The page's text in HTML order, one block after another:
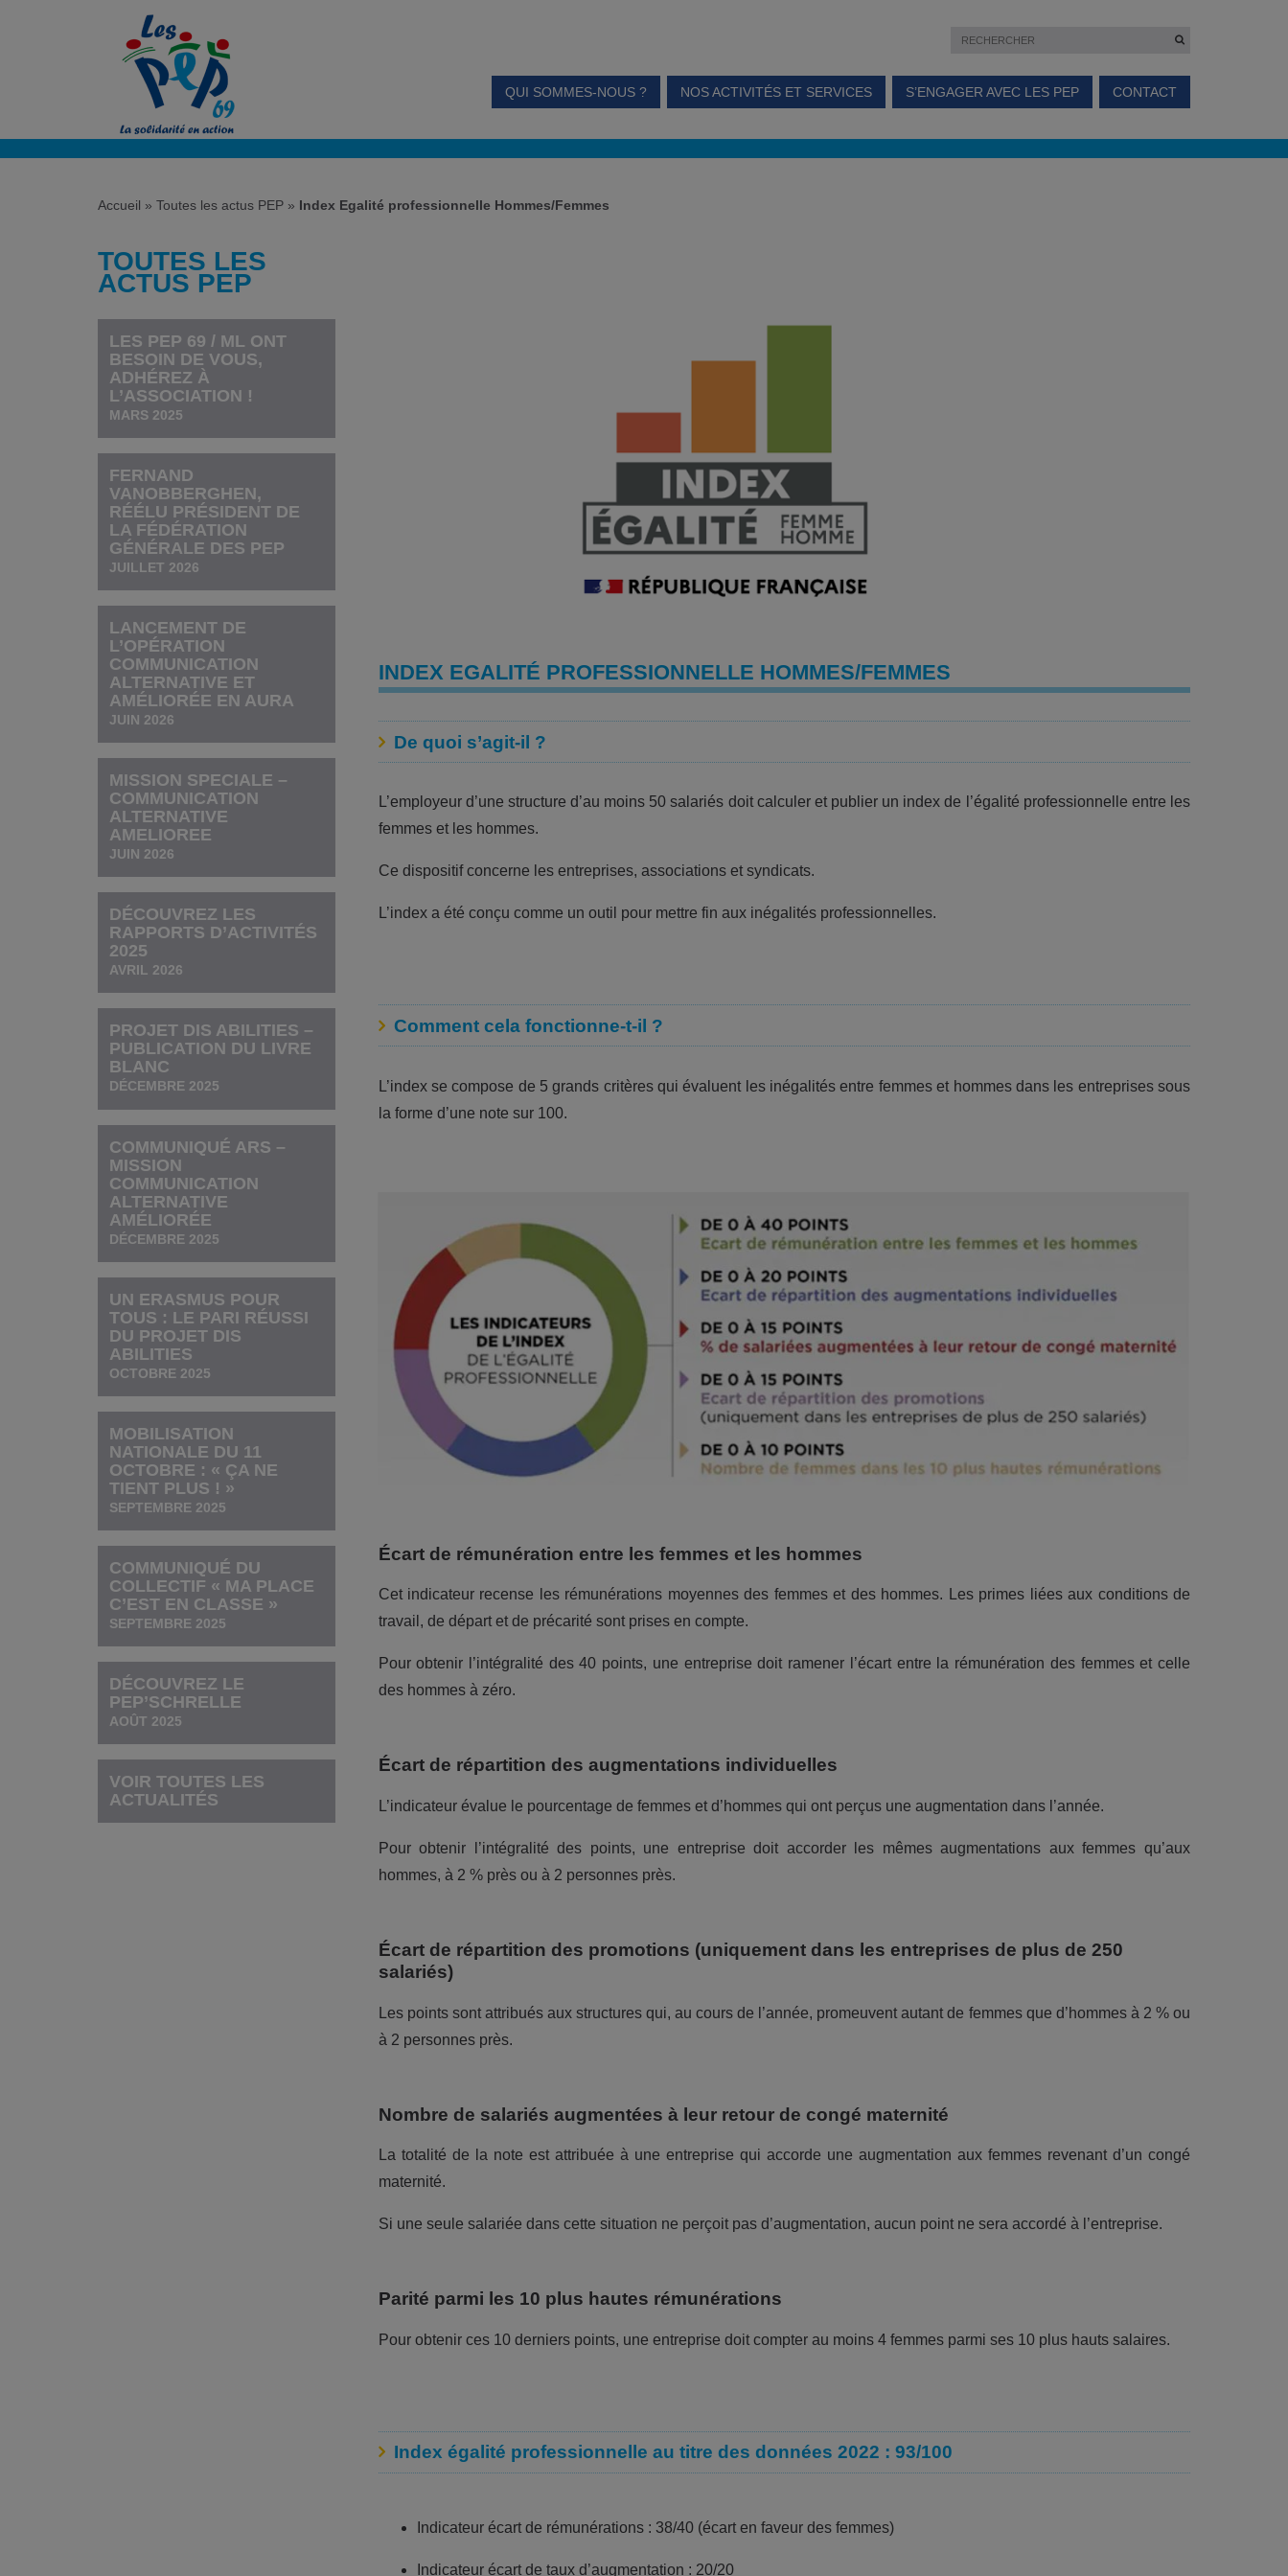
QUI SOMMES-NOUS ? NOS ACTIVITÉS ET SERVICES S’ENGAGER AVEC LES PEP CONTACT
Accueil » Toutes les actus PEP » Index Egalité professionnelle Hommes/Femmes
TOUTES LES
ACTUS PEP
LES PEP 69 / ML ONT
BESOIN DE VOUS,
ADHÉREZ À
L’ASSOCIATION !
MARS 2025
FERNAND
VANOBBERGHEN,
RÉÉLU PRÉSIDENT DE
LA FÉDÉRATION
GÉNÉRALE DES PEP
JUILLET 2026
LANCEMENT DE
L’OPÉRATION
COMMUNICATION
ALTERNATIVE ET
AMÉLIORÉE EN AURA
JUIN 2026
MISSION SPECIALE –
COMMUNICATION
ALTERNATIVE
AMELIOREE
JUIN 2026
DÉCOUVREZ LES
RAPPORTS D’ACTIVITÉS
2025
AVRIL 2026
PROJET DIS ABILITIES –
PUBLICATION DU LIVRE
BLANC
DÉCEMBRE 2025
COMMUNIQUÉ ARS –
MISSION
COMMUNICATION
ALTERNATIVE
AMÉLIORÉE
DÉCEMBRE 2025
UN ERASMUS POUR
TOUS : LE PARI RÉUSSI
DU PROJET DIS
ABILITIES
OCTOBRE 2025
MOBILISATION
NATIONALE DU 11
OCTOBRE : « ÇA NE
TIENT PLUS ! »
SEPTEMBRE 2025
COMMUNIQUÉ DU
COLLECTIF « MA PLACE
C’EST EN CLASSE »
SEPTEMBRE 2025
DÉCOUVREZ LE
PEP’SCHRELLE
AOÛT 2025
VOIR TOUTES LES
ACTUALITÉS
INDEX EGALITÉ PROFESSIONNELLE HOMMES/FEMMES
De quoi s’agit-il ?
L’employeur d’une structure d’au moins 50 salariés doit calculer et publier un index de l’égalité professionnelle entre les
femmes et les hommes.
Ce dispositif concerne les entreprises, associations et syndicats.
L’index a été conçu comme un outil pour mettre fin aux inégalités professionnelles.
Comment cela fonctionne-t-il ?
L’index se compose de 5 grands critères qui évaluent les inégalités entre femmes et hommes dans les entreprises sous
la forme d’une note sur 100.
Écart de rémunération entre les femmes et les hommes
Cet indicateur recense les rémunérations moyennes des femmes et des hommes. Les primes liées aux conditions de
travail, de départ et de précarité sont prises en compte.
Pour obtenir l’intégralité des 40 points, une entreprise doit ramener l’écart entre la rémunération des femmes et celle
des hommes à zéro.
Écart de répartition des augmentations individuelles
L’indicateur évalue le pourcentage de femmes et d’hommes qui ont perçus une augmentation dans l’année.
Pour obtenir l’intégralité des points, une entreprise doit accorder les mêmes augmentations aux femmes qu’aux
hommes, à 2 %près ou à 2 personnes près.
Écart de répartition des promotions (uniquement dans les entreprises de plus de 250
salariés)
Les points sont attribués aux structures qui, au cours de l’année, promeuvent autant de femmes que d’hommes à 2 %ou
à 2 personnes près.
Nombre de salariés augmentées à leur retour de congé maternité
La totalité de la note est attribuée à une entreprise qui accorde une augmentation aux femmes revenant d’un congé
maternité.
Si une seule salariée dans cette situation ne perçoit pas d’augmentation, aucun point ne sera accordé à l’entreprise.
Parité parmi les 10 plus hautes rémunérations
Pour obtenir ces 10 derniers points, une entreprise doit compter au moins 4 femmes parmi ses 10 plus hauts salaires.
Index égalité professionnelle au titre des données 2022 : 93/100
Indicateur écart de rémunérations : 38/40 (écart en faveur des femmes)
Indicateur écart de taux d’augmentation : 20/20